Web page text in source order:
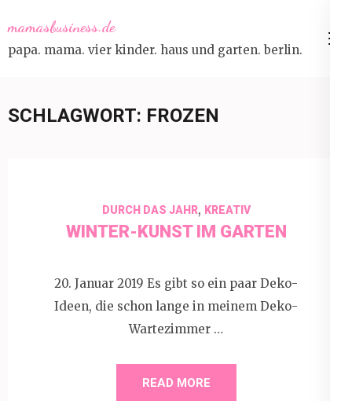
to
content
mamasbusiness.de
papa. mama. vier kinder. haus und garten. berlin.
SCHLAGWORT: FROZEN
DURCH DAS JAHR, KREATIV
WINTER-KUNST IM GARTEN
20. Januar 2019 Es gibt so ein paar Deko-
Ideen, die schon lange in meinem Deko-
Wartezimmer …
READ MORE